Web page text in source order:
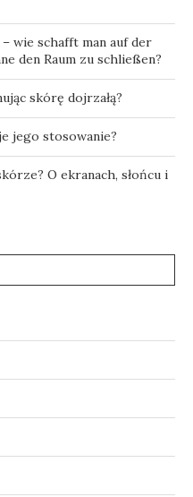
wie schafft man auf der
den Raum zu schließen?
skórę dojrzałą?
jego stosowanie?
O ekranach, słońcu i